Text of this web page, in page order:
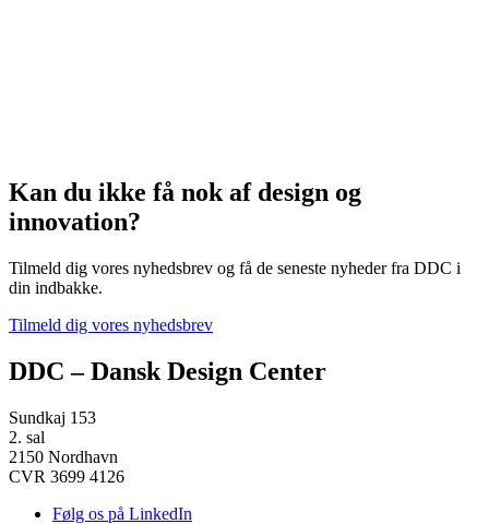
Kan du ikke få nok af design og
innovation?
Tilmeld dig vores nyhedsbrev og få de seneste nyheder fra DDC i
din indbakke.
Tilmeld dig vores nyhedsbrev
DDC – Dansk Design Center
Sundkaj 153
2. sal
2150 Nordhavn
CVR 3699 4126
Følg os på LinkedIn